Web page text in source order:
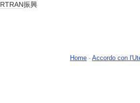
振興
Home - Accordo con